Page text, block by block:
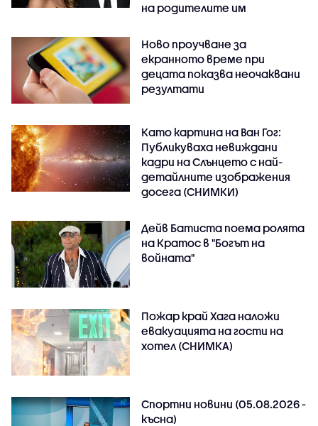
на родителите им
Ново проучване за
екранното време при
децата показва неочаквани
резултати
Като картина на Ван Гог:
Публикуваха невиждани
кадри на Слънцето с най-
детайлните изображения
досега (СНИМКИ)
Дейв Батиста поема ролята
на Кратос в "Богът на
войната"
Пожар край Хага наложи
евакуацията на гости на
хотел (СНИМКА)
Спортни новини (05.08.2026 -
късна)